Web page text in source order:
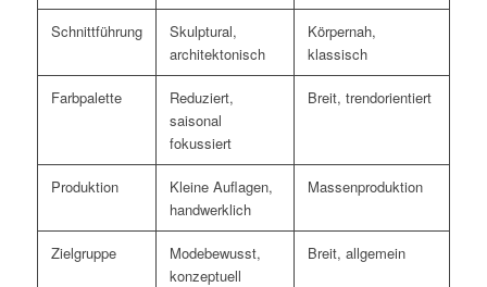
Schnittführung
Skulptural,
architektonisch
Körpernah,
klassisch
Farbpalette
Reduziert,
saisonal
fokussiert
Breit, trendorientiert
Produktion
Kleine Auflagen,
handwerklich
Massenproduktion
Zielgruppe
Modebewusst,
konzeptuell
Breit, allgemein